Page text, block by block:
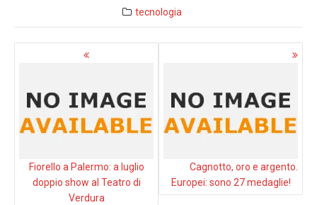
tecnologia
Navigazione
Fiorello a Palermo: a luglio
doppio show al Teatro di
Verdura
Cagnotto, oro e argento.
Europei: sono 27 medaglie!